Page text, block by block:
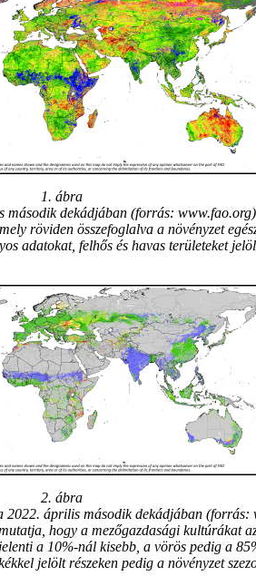
1. ábra
második dekádjában (forrás: www.fao.org)
röviden összefoglalva a növényzet
adatokat, felhős és havas területeket
2. ábra
2022. április második dekádjában (forrás:
hogy a mezőgazdasági kultúrákat
a 10%-nál kisebb, a vörös pedig a
jelölt részeken pedig a növényzet